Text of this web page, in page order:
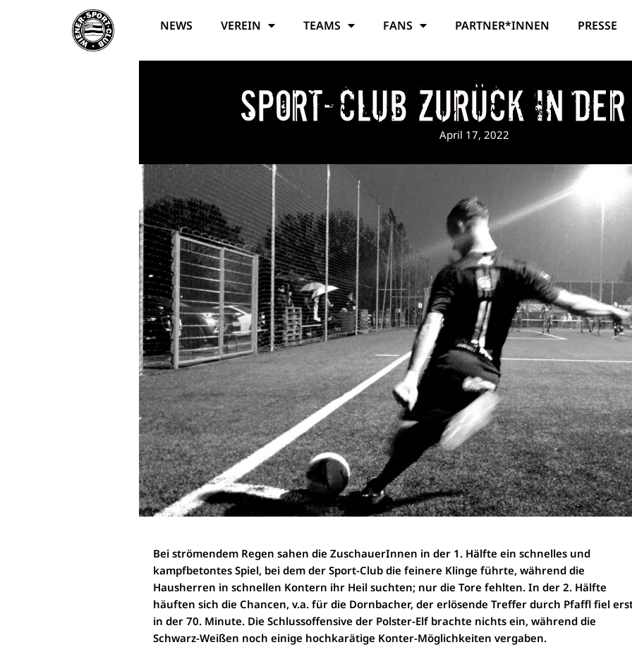
NEWS VEREIN TEAMS FANS PARTNER*INNEN PRESSE
Sport-Club zurück in
April 17, 2022
Bei strömendem Regen sahen die ZuschauerInnen in der 1. Hälfte ein schnelles und
kampfbetontes Spiel, bei dem der Sport-Club die feinere Klinge führte, während die
Hausherren in schnellen Kontern ihr Heil suchten; nur die Tore fehlten. In der 2. Hälfte
häuften sich die Chancen, v.a. für die Dornbacher, der erlösende Treffer durch Pfaffl fiel
in der 70. Minute. Die Schlussoffensive der Polster-Elf brachte nichts ein, während die
Schwarz-Weißen noch einige hochkarätige Konter-Möglichkeiten vergaben.